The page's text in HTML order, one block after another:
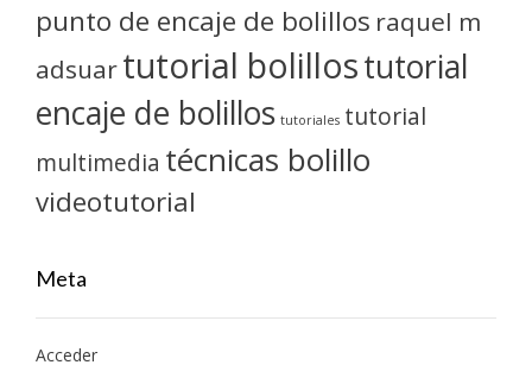
punto de encaje de bolillos raquel m
adsuartutorial bolillostutorial
encaje de bolillos tutoriales tutorial
multimedia técnicas bolillo
videotutorial
Meta
Acceder